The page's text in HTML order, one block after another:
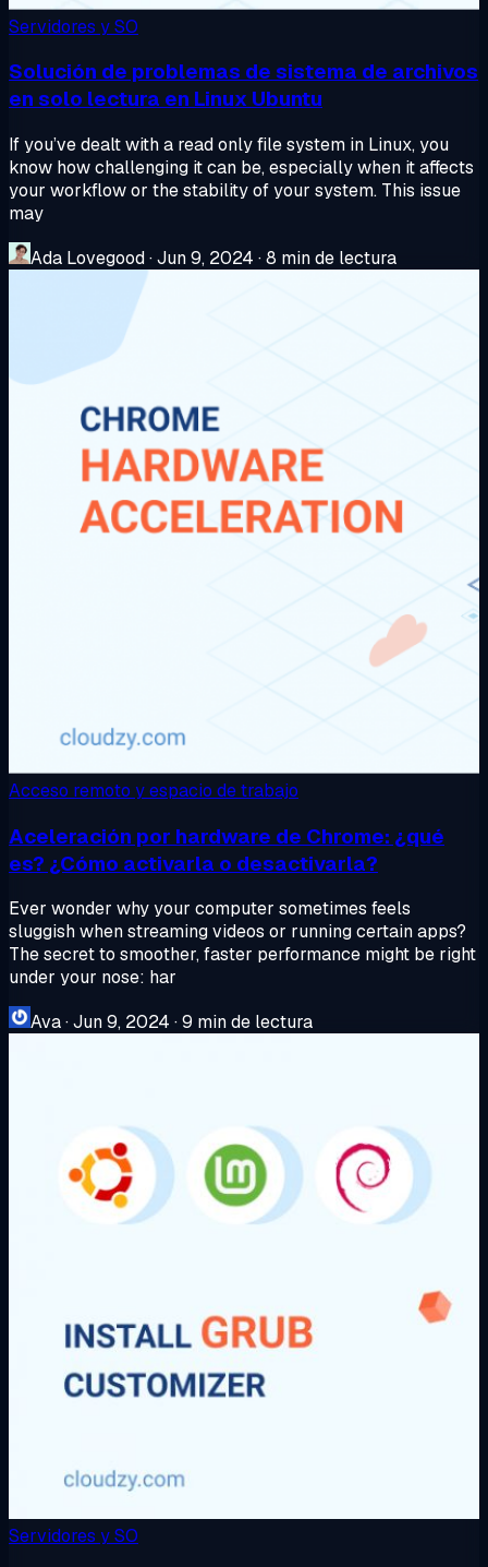
Servidores y SO
Solución de problemas de sistema de archivos
en solo lectura en Linux Ubuntu
If you’ve dealt with a read only file system in Linux, you
know how challenging it can be, especially when it affects
your workflow or the stability of your system. This issue
may
Ada Lovegood·Jun 9, 2024 ·8 min de lectura
Acceso remoto y espacio de trabajo
Aceleración por hardware de Chrome: ¿qué
es? ¿Cómo activarla o desactivarla?
Ever wonder why your computer sometimes feels
sluggish when streaming videos or running certain apps?
The secret to smoother, faster performance might be right
under your nose: har
Ava·Jun 9, 2024 ·9 min de lectura
Servidores y SO